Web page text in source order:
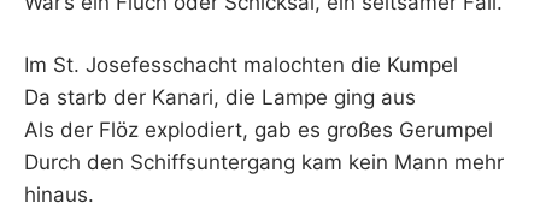
F
O
L
Im St. Josefesschacht malochten die Kumpel
Da starb der Kanari, die Lampe ging aus
Als der Flöz explodiert, gab es großes Gerumpel
Durch den Schiffsuntergang kam kein Mann mehr
hinaus.